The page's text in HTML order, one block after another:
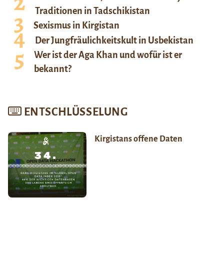
Traditionen in Tadschikistan
Sexismus in Kirgistan
Der Jungfräulichkeitskult in Usbekistan
Wer ist der Aga Khan und wofür ist er
bekannt?
ENTSCHLÜSSELUNG
Kirgistans offene Daten